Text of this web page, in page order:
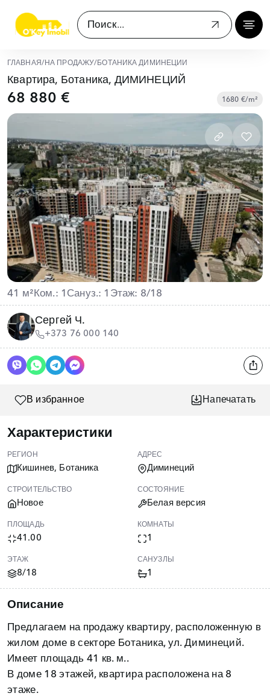
ГЛАВНАЯ/ НА ПРОДАЖУ/ БОТАНИКА ДИМИНЕЦИЙ
Квартира, Ботаника, ДИМИНЕЦИЙ
68 880 € 1680 €/m²
41 м² Ком.: 1 Сануз.: 1 Этаж: 8/18
Сергей Ч.
+373 76 000 140
В избранное Напечатать
Характеристики
РЕГИОН
Кишинев, Ботаника
АДРЕС
Диминеций
СТРОИТЕЛЬСТВО
Новое
СОСТОЯНИЕ
Белая версия
ПЛОЩАДЬ
41.00
КОМНАТЫ
1
ЭТАЖ
8/18
САНУЗЛЫ
1
Описание
Предлагаем на продажу квартиру, расположенную в
жилом доме в секторе Ботаника, ул. Диминеций.
Имеет площадь 41 кв. м..
В доме 18 этажей, квартира расположена на 8
этаже.